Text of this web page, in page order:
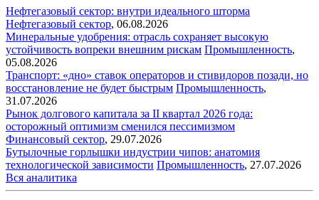
Нефтегазовый сектор: внутри идеального шторма
Нефтегазовый сектор, 06.08.2026
Минеральные удобрения: отрасль сохраняет высокую
устойчивость вопреки внешним рискам Промышленность,
05.08.2026
Транспорт: «дно» ставок операторов и стивидоров позади, но
восстановление не будет быстрым Промышленность,
31.07.2026
Рынок долгового капитала за II квартал 2026 года:
осторожный оптимизм сменился пессимизмом
Финансовый сектор, 29.07.2026
Бутылочные горлышки индустрии чипов: анатомия
технологической зависимости Промышленность, 27.07.2026
Вся аналитика